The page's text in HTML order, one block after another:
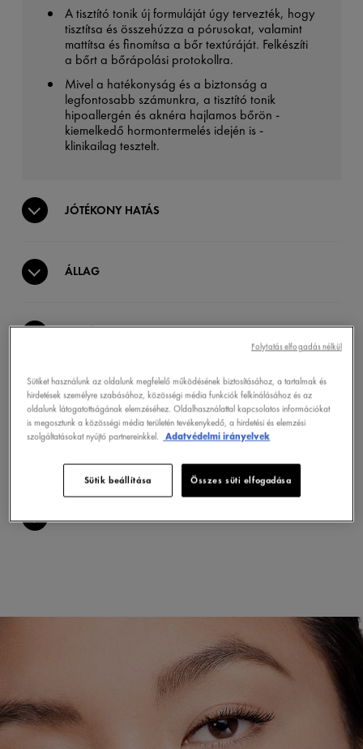
A tisztító tonik új formuláját úgy tervezték, hogy
tisztítsa és összehúzza a pórusokat, valamint
mattítsa és finomítsa a bőr textúráját. Felkészíti
a bőrt a bőrápolási protokollra.
Mivel a hatékonyság és a biztonság a
legfontosabb számunkra, a tisztító tonik
hipoallergén és aknéra hajlamos bőrön -
kiemelkedő hormontermelés idején is -
klinikailag tesztelt.
JÓTÉKONY HATÁS
ÁLLAG
HATÓANYAGOK
KLINIKAILAG BIZONYÍTOTT
ÖSSZETÉTEL
Sütiket használunk az oldalunk megfelelő működésének biztosításához, a tartalmak és
hirdetések személyre szabásához, közösségi média funkciók felkínálásához és az
oldalunk látogatottságának elemzéséhez. Oldalhasználattal kapcsolatos információkat
is megosztunk a közösségi média területén tevékenykedő, a hirdetési és elemzési
szolgáltatásokat nyújtó partnereinkkel.
Adatvédelmi irányelvek
Sütik beállítása Összes süti elfogadása
Folytatás elfogadás nélkül